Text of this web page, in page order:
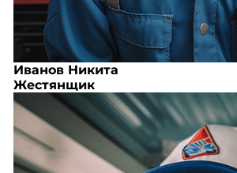
Иванов Никита
Жестянщик